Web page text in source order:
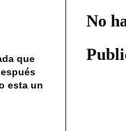
No
que
esta un